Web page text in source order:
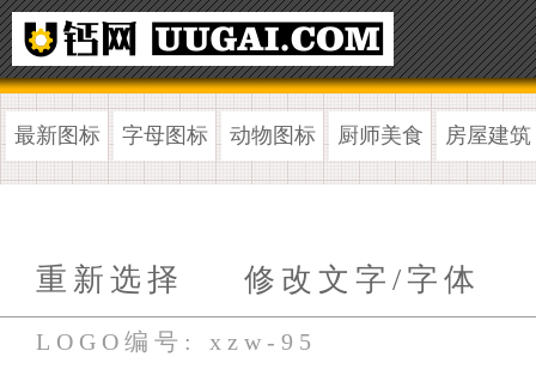
最新图标 字母图标 动物图标 厨师美食 房屋建筑
重新选择 修改文字/字体
LOGO编号: xzw-95